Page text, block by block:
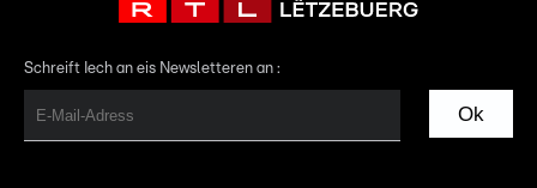
Schreift Iech an eis Newsletteren an :
Ok